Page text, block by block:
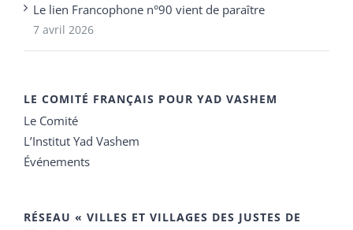
Le lien Francophone n°90 vient de paraître
7 avril 2026
LE COMITÉ FRANÇAIS POUR YAD VASHEM
Le Comité
L’Institut Yad Vashem
Événements
RÉSEAU « VILLES ET VILLAGES DES JUSTES DE